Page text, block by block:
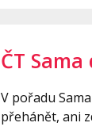
ČT
V pořadu
přehánět, ani